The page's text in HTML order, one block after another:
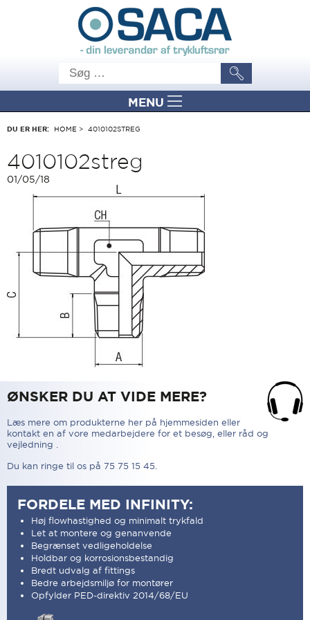
MENU
DU ER HER: HOME > 4010102STREG
4010102streg
01/05/18
ØNSKER DU AT VIDE MERE?
Læs mere om produkterne her på hjemmesiden eller
kontakt en af vore medarbejdere for et besøg, eller råd og
vejledning .
Du kan ringe til os på 75 75 15 45.
FORDELE MED INFINITY:
Høj flowhastighed og minimalt trykfald
Let at montere og genanvende
Begrænset vedligeholdelse
Holdbar og korrosionsbestandig
Bredt udvalg af fittings
Bedre arbejdsmiljø for montører
Opfylder PED-direktiv 2014/68/EU